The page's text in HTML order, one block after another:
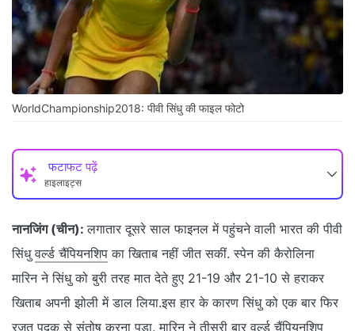
WorldChampionship2018: पीवी सिंधु की फाइल फोटो
फटाफट पढ़ें
हाइलाइट्स
नानजिंग (चीन): लगातार दूसरे साल फाइनल में पहुंचने वाली भारत की पीवी
सिंधुवर्ल्ड चैंपियनशिप का खिताब नहीं जीत सकीं. स्पेन की कैरोलिना
मारिन ने सिंधु को बुरी तरह मात देते हुए 21-19 और 21-10 से हराकर
खिताब अपनी झोली में डाल लिया.इस हार के कारण सिंधु को एक बार फिर
रजत पदक से संतोष करना पड़ा. मारिन ने तीसरी बार वर्ल्ड चैंपियनशिप